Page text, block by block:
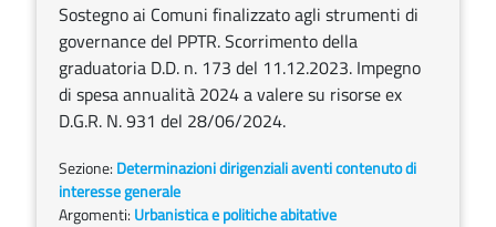
Sostegno ai Comuni finalizzato agli strumenti di
governance del PPTR. Scorrimento della
graduatoria D.D. n. 173 del 11.12.2023. Impegno
di spesa annualità 2024 a valere su risorse ex
D.G.R. N. 931 del 28/06/2024.
Sezione: Determinazioni dirigenziali aventi contenuto di
interesse generale
Argomenti: Urbanistica e politiche abitative